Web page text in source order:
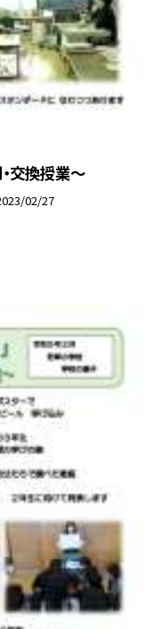
交換授業〜
02/27